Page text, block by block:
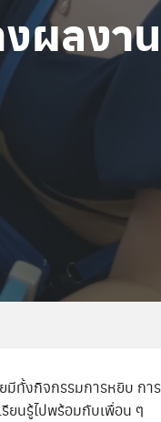
ผลงา
ทั้งกิจกรรมการหยิบ กา
ยนรู้ไปพร้อมกับเพื่อน ๆ